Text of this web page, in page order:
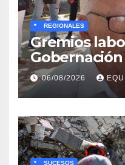
* REGIONALES
Gremios
propuesta
Recreativo
para
activos
06/08/2026
* SUCESOS